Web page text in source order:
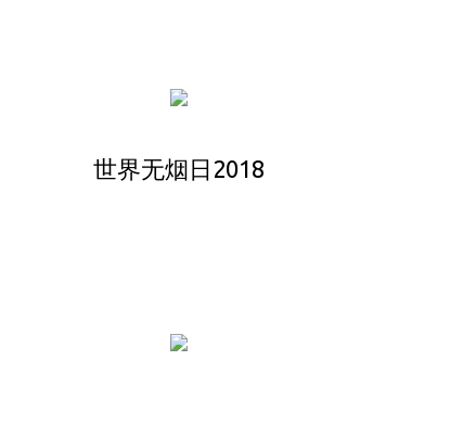
世界无烟日2018